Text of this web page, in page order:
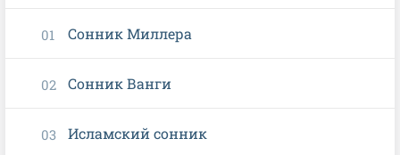
Сонник Миллера
Сонник Ванги
Исламский сонник